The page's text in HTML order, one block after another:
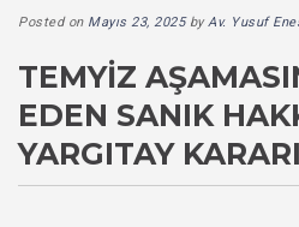
Posted on Mayıs 23, 2025byAv. Yusuf
TEMYIZ
EDEN SANIK
YARGITAY KARARI